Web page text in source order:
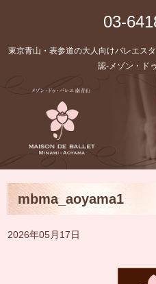
03-
東京青山・表参道の大人向けバレエス
認‐メゾン・ド
mbma_aoyama1
2026年05月17日